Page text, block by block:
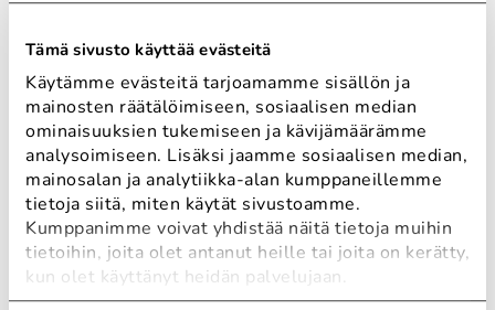
Tämä sivusto käyttää evästeitä
Käytämme evästeitä tarjoamamme sisällön ja
mainosten räätälöimiseen, sosiaalisen median
ominaisuuksien tukemiseen ja kävijämäärämme
analysoimiseen. Lisäksi jaamme sosiaalisen median,
mainosalan ja analytiikka-alan kumppaneillemme
tietoja siitä, miten käytät sivustoamme.
Kumppanimme voivat yhdistää näitä tietoja muihin
tietoihin, joita olet antanut heille tai joita on kerätty,
kun olet käyttänyt heidän palvelujaan.
Siksi lähestymme jokaista projektia
yksilöllisesti ja tarjoamme räätälöityjä
ratkaisuja, jotka vastaavat asiakkaan tarpeita
ja tavoitteita.
Turvallisuus ja tietosuoja: Integroitaessa eri
järjestelmiä on tärkeää varmistaa toteutuksen
tietoturva. Noudatamme alan parhaita
käytäntöjä varmistaaksemme, että integraatiot
ovat sekä toimivia että turvallisia.
Ylläpito, käyttötuki ja jatkokehitys: Integraation